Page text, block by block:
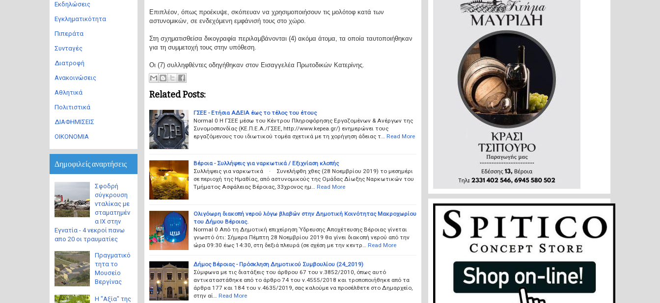
Επιπλέον, όπως προέκυψε, σκόπευαν να χρησιμοποιήσουν τις μολότοφ κατά των
αστυνομικών, σε ενδεχόμενη εμφάνισή τους στο χώρο.
Στη σχηματισθείσα δικογραφία περιλαμβάνονται (4) ακόμα άτομα, τα οποία ταυτοποιήθηκαν
για τη συμμετοχή τους στην υπόθεση.
Οι (7) συλληφθέντες οδηγήθηκαν στον Εισαγγελέα Πρωτοδικών Κατερίνης.
Related Posts:
ΓΣΕΕ - Ετήσια ΑΔΕΙΑ έως το τέλος του έτους
Normal 0 H ΓΣΕΕ μέσω του Κέντρου Πληροφόρησης Εργαζομένων & Ανέργων της
Συνομοσπονδίας (ΚΕ.Π.Ε.Α./ΓΣΕΕ, http://www.kepea.gr/) ενημερώνει τους
εργαζόμενους του ιδιωτικού τομέα σχετικά με τη χορήγηση άδειας τ…
Read More
Βέροια - Συλλήψεις για ναρκωτικά / Εξιχνίαση κλοπής
Συλλήψεις για ναρκωτικά · Συνελήφθη χθες (28 Νοεμβρίου 2019) το μεσημέρι
σε περιοχή της Ημαθίας, από αστυνομικούς της Ομάδας Δίωξης Ναρκωτικών του
Τμήματος Ασφάλειας Βέροιας, 33χρονος ημ…
Read More
Ολιγόωρη διακοπή νερού λόγω βλαβών στην Δημοτική Κοινότητας Μακροχωρίου
του Δήμου Βέροιας.
Normal 0 Από τη Δημοτική επιχείρηση Ύδρευσης Αποχέτευσης Βέροιας γίνεται
γνωστό ότι: Σήμερα Πέμπτη 28 Νοεμβρίου 2019 θα γίνει διακοπή νερού από την
ώρα 09:30 έως 14:30, στη δεξιά πλευρά (σε σχέση με την κεντρ…
Read More
Δήμος Βέροιας - Πρόσκληση Δημοτικού Συμβουλίου (24_2019)
Σύμφωνα με τις διατάξεις του άρθρου 67 του ν.3852/2010, όπως αυτό
αντικαταστάθηκε από το άρθρο 74 του ν.4555/2018 και τροποποιήθηκε από τα
άρθρα 177 και 184 του ν.4635/2019, σας καλούμε να προσέλθετε στο Δημαρχείο,
στην αί…
Read More
Εκδηλώσεις
Εγκληματικότητα
Πιπεράτα
Συνταγές
Διατροφή
Ανακοινώσεις
Αθλητικά
Πολιτιστικά
ΔΙΑΦΗΜΙΣΕΙΣ
ΟΙΚΟΝΟΜΙΑ
Δημοφιλείς αναρτήσεις
Σφοδρή
σύγκρουση
νταλίκας με
σταματημέν
α ΙΧ στην
Εγνατία - 4 νεκροί πανω
απο 20 οι τραυματίες
Πραγματικό
τητα το
Μουσείο
Βεργίνας
Η "Αξία" της